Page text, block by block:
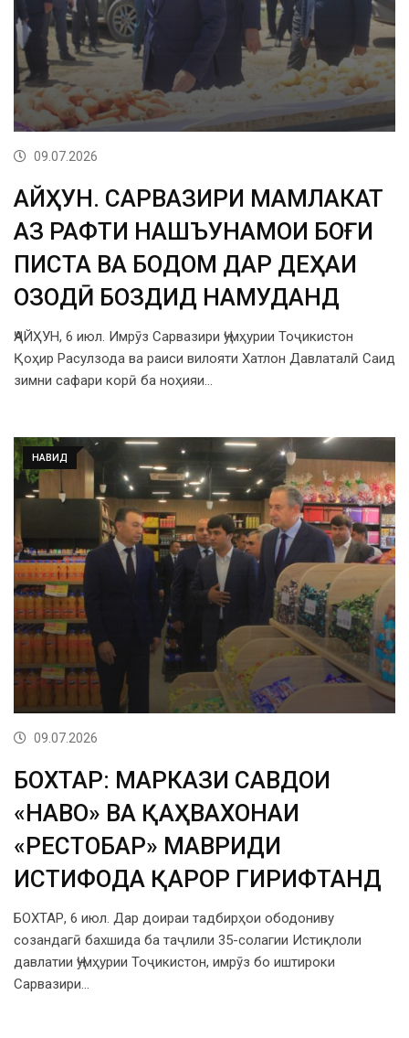
09.07.2026
ҶАЙҲУН. САРВАЗИРИ МАМЛАКАТ
АЗ РАФТИ НАШЪУНАМОИ БОҒИ
ПИСТА ВА БОДОМ ДАР ДЕҲАИ
ОЗОДӢ БОЗДИД НАМУДАНД
ҶАЙҲУН, 6 июл. Имрӯз Сарвазири Ҷумҳурии Тоҷикистон
Қоҳир Расулзода ва раиси вилояти Хатлон Давлаталӣ Саид
зимни сафари корӣ ба ноҳияи…
НАВИД
09.07.2026
БОХТАР: МАРКАЗИ САВДОИ
«НАВО» ВА ҚАҲВАХОНАИ
«РЕСТОБАР» МАВРИДИ
ИСТИФОДА ҚАРОР ГИРИФТАНД
БОХТАР, 6 июл. Дар доираи тадбирҳои ободониву
созандагӣ бахшида ба таҷлили 35-солагии Истиқлоли
давлатии Ҷумҳурии Тоҷикистон, имрӯз бо иштироки
Сарвазири…